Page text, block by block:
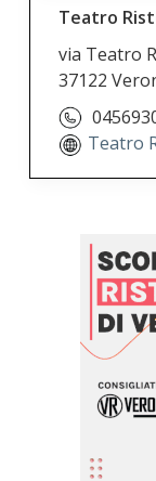
Teatro
via Teatro
37122
Teatro